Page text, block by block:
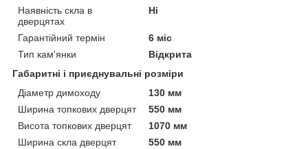
Наявність скла в
дверцятах
Ні
Гарантійний термін
6 міс
Тип кам'янки
Відкрита
Габаритні і приєднувальні розміри
Діаметр димоходу
130 мм
Ширина топкових дверцят
550 мм
Висота топкових дверцят
1070 мм
Ширина скла дверцят
550 мм